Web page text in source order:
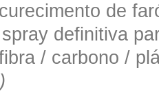
de
definitiva
/ carbono /